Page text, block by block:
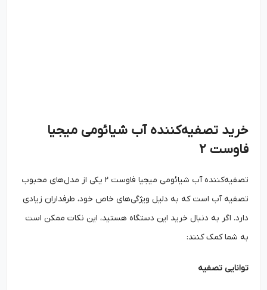
خرید تصفیه‌کننده آب شیائومی میجیا
فاوست۲
تصفیه‌کننده آب شیائومی میجیا فاوست ۲ یکی از مدل‌های محبوب
تصفیه آب است که به دلیل ویژگی‌های خاص خود، طرفداران زیادی
دارد. اگر به دنبال خرید این دستگاه هستید، این نکات ممکن است
به شما کمک کنند:
توانایی تصفیه